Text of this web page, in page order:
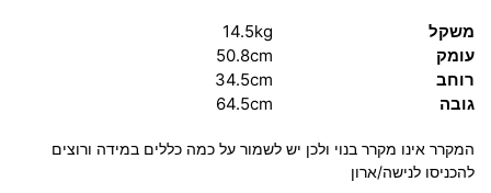
משקל
14.5kg
עומק
50.8cm
רוחב
34.5cm
גובה
64.5cm
המקרר אינו מקרר בנוי ולכן יש לשמור על כמה כללים במידה ורוצים
להכניסו לנישה/ארון